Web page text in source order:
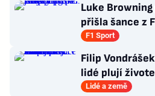
Luke
přišla šance z
F1 Sport
Filip
lidé plují
věci tolik neřeší
Lidé a země